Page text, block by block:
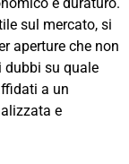
e duraturo.
sul mercato, si
aperture che non
dubbi su quale
a un
e